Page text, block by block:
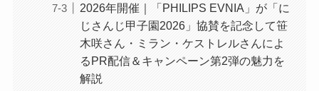
2026年開催｜「PHILIPS EVNIA」が「に
じさんじ甲子園2026」協賛を記念して笹
木咲さん・ミラン・ケストレルさんによ
るPR配信＆キャンペーン第2弾の魅力を
解説